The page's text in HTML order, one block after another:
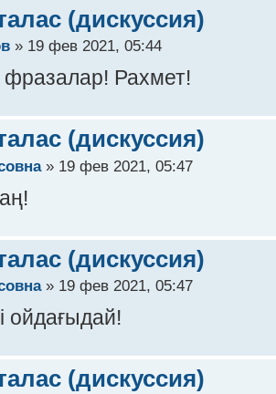
(дискуссия)
» 19 фев 2021, 05:44
Рахмет!
(дискуссия)
» 19 фев 2021, 05:47
(дискуссия)
» 19 фев 2021, 05:47
ойдағыдай!
(дискуссия)